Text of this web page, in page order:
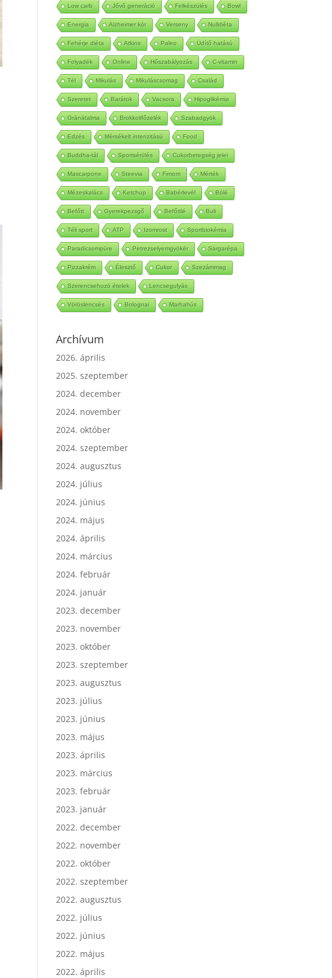
Low carb Jővő generáció Felkészülés Bowl
Energia Alzheimer kór Verseny Nulldiéta
Fehérje diéta Atkins Paleo Üdítő hatású
Folyadék Online Hőszabályozás C-vitamin
Tél Mikulás Mikuláscsomag Család
Szeretet Barátok Vacsora Hipoglikémia
Gránátalma Brokkolifőzelék Szabadgyök
Edzés Mérsékelt intenzitású Food
Buddha-tál Sportsérülés Cukorbetegség jelei
Mascarpone Steevia Fimom Mérték
Mézeskalács Ketchup Babérlevél Bólé
Befőtt Gyerekpezsgő Befőttlé Buli
Téli sport ATP Izomrost Sportbiokémia
Paradicsompüre Petrezselyemgyökér Sárgarépa
Pizzakrém Élesztő Cukor Szezámmag
Szerencsehozó ételek Lencsegulyás
Archívum